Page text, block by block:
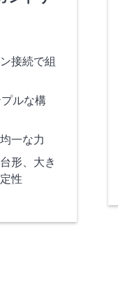
接続で組
ルな構
一な力
形、大き
性